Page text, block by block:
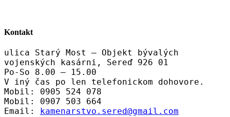
Kontakt
ulica Starý Most – Objekt bývalých
vojenských kasárni, Sereď 926 01
Po-So 8.00 – 15.00
V iný čas po len telefonickom dohovore.
Mobil: 0905 524 078
Mobil: 0907 503 664
Email: kamenarstvo.sered@gmail.com